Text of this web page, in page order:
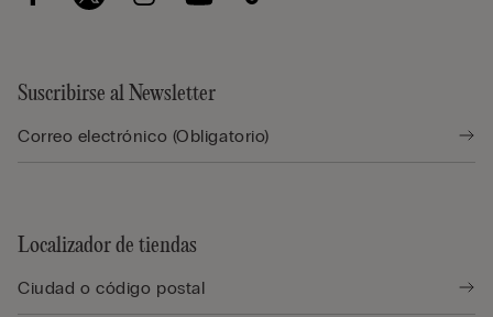
Suscribirse al Newsletter
Localizador de tiendas